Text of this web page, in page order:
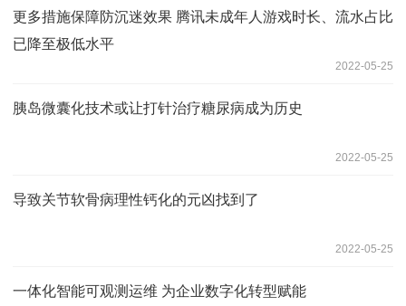
更多措施保障防沉迷效果 腾讯未成年人游戏时长、流水占比
已降至极低水平
2022-05-25
胰岛微囊化技术或让打针治疗糖尿病成为历史
2022-05-25
导致关节软骨病理性钙化的元凶找到了
2022-05-25
一体化智能可观测运维 为企业数字化转型赋能